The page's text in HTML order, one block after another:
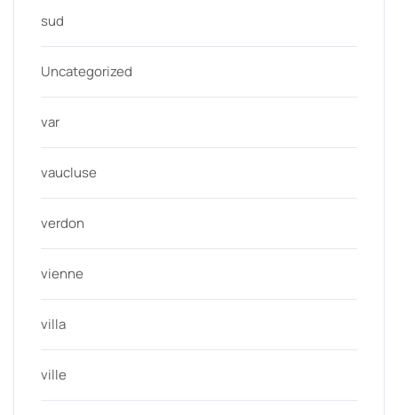
sud
Uncategorized
var
vaucluse
verdon
vienne
villa
ville